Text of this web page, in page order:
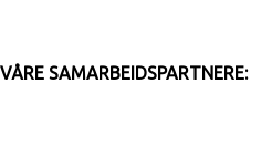
VÅRE SAMARBEIDSPARTNERE: